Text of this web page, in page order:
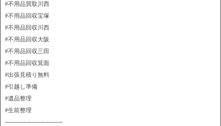
#不用品買取川西
#不用品回収宝塚
#不用品回収川西
#不用品回収大阪
#不用品回収三田
#不用品回収箕面
#出張見積り無料
#引越し準備
#遺品整理
#生前整理
─────────────